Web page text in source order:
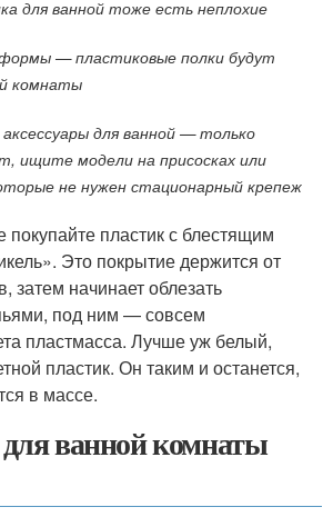
для ванной тоже есть неплохие
— пластиковые полки будут
комнаты
для ванной — только
ищите модели на присосках или
не нужен стационарный крепеж
пластик с блестящим
Это покрытие держится от
затем начинает облезать
под ним — совсем
пластмасса. Лучше уж белый,
пластик. Он таким и останется,
в массе.
ванной комнаты